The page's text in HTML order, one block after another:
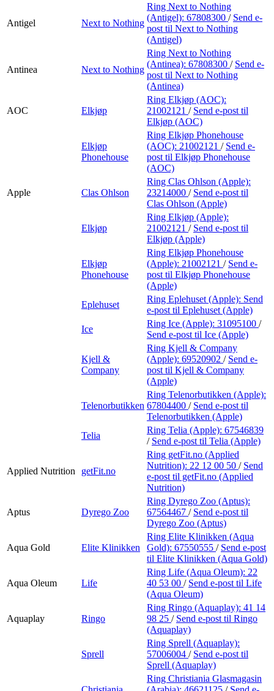
Antigel Next to Nothing
Ring Next to Nothing
(Antigel): 67808300 / Send e-
post til Next to Nothing
(Antigel)
Antinea Next to Nothing
Ring Next to Nothing
(Antinea): 67808300 / Send e-
post til Next to Nothing
(Antinea)
AOC Elkjøp
Ring Elkjøp (AOC):
21002121 / Send e-post til
Elkjøp (AOC)
Elkjøp
Phonehouse
Ring Elkjøp Phonehouse
(AOC): 21002121 / Send e-
post til Elkjøp Phonehouse
(AOC)
Apple Clas Ohlson
Ring Clas Ohlson (Apple):
23214000 / Send e-post til
Clas Ohlson (Apple)
Elkjøp
Ring Elkjøp (Apple):
21002121 / Send e-post til
Elkjøp (Apple)
Elkjøp
Phonehouse
Ring Elkjøp Phonehouse
(Apple): 21002121 / Send e-
post til Elkjøp Phonehouse
(Apple)
Eplehuset
Ring Eplehuset (Apple): Send
e-post til Eplehuset (Apple)
Ice
Ring Ice (Apple): 31095100 /
Send e-post til Ice (Apple)
Kjell &
Company
Ring Kjell & Company
(Apple): 69520902 / Send e-
post til Kjell & Company
(Apple)
Telenorbutikken
Ring Telenorbutikken (Apple):
67804400 / Send e-post til
Telenorbutikken (Apple)
Telia
Ring Telia (Apple): 67546839
/ Send e-post til Telia (Apple)
Applied Nutrition getFit.no
Ring getFit.no (Applied
Nutrition): 22 12 00 50 / Send
e-post til getFit.no (Applied
Nutrition)
Aptus Dyrego Zoo
Ring Dyrego Zoo (Aptus):
67564467 / Send e-post til
Dyrego Zoo (Aptus)
Aqua Gold Elite Klinikken
Ring Elite Klinikken (Aqua
Gold): 67550555 / Send e-post
til Elite Klinikken (Aqua Gold)
Aqua Oleum Life
Ring Life (Aqua Oleum): 22
40 53 00 / Send e-post til Life
(Aqua Oleum)
Aquaplay Ringo
Ring Ringo (Aquaplay): 41 14
98 25 / Send e-post til Ringo
(Aquaplay)
Sprell
Ring Sprell (Aquaplay):
57006004 / Send e-post til
Sprell (Aquaplay)
Ring Christiania Glasmagasin